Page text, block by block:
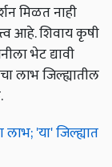
मिळत नाही
आहे. शिवाय कृषी
भेट द्यावी
लाभ जिल्ह्यातील
'या' जिल्ह्यात